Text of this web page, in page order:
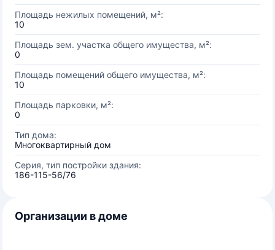
Площадь нежилых помещений, м²:
10
Площадь зем. участка общего имущества, м²:
0
Площадь помещений общего имущества, м²:
10
Площадь парковки, м²:
0
Тип дома:
Многоквартирный дом
Серия, тип постройки здания:
186-115-56/76
Организации в доме